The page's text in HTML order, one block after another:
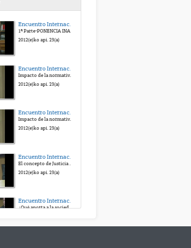
2015(e)ko abe. 2(a)
2015(e)ko abe. 2(a)
2015(e)ko abe. 2(a)
Encuentro Internacional Hacia una Justicia Victimal. Homenaje al Prof. Antonio Beristain
1ª Parte-PONENCIA INAUGURAL. ANTONIO BERISTAIN. UN VIVO RECUERDO.
2012(e)ko api. 23(a)
Encuentro Internacional "Hacia una Justicia victimal". Homenaje al Prof. Antonio Beristain
Impacto de la normativa internacional en materia de víctimas de delitos graves, especialmente de terrorismo y de abuso de poder
2012(e)ko api. 23(a)
Encuentro Internacional "Hacia una Justicia victimal". Homenaje al Prof. Antonio Beristain
Impacto de la normativa internacional en materia de víctimas de delitos graves, especialmente de terrorismo y de abuso de poder
2012(e)ko api. 23(a)
Encuentro Internacional "Hacia una Justicia victimal". Homenaje al Prof. Antonio Beristain
2012(e)ko api. 23(a)
Encuentro Internacional "Hacia una Justicia victimal"
¿Qué aporta a la sociedad el conocimiento victimológico?. ¿Y la sociedad al conocimiento victimológico?.